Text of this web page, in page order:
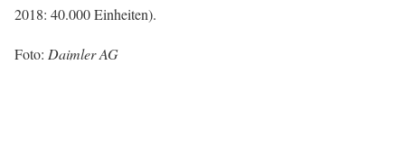
2018: 40.000 Einheiten).
Foto: Daimler AG